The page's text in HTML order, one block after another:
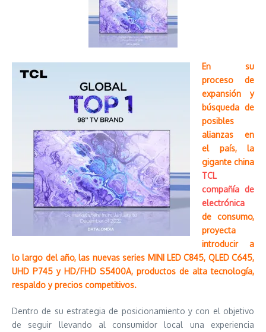
En su
proceso de
expansión y
búsqueda de
posibles
alianzas en
el país, la
gigante china
TCL
compañía de
electrónica
de consumo,
proyecta
introducir a
lo largo del año, las nuevas series MINI LED C845, QLED C645,
UHD P745 y HD/FHD S5400A, productos de alta tecnología,
respaldo y precios competitivos.
Dentro de su estrategia de posicionamiento y con el objetivo
de seguir llevando al consumidor local una experiencia